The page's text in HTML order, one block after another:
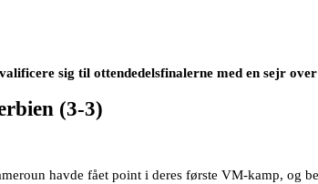
sig til ottendedelsfinalerne med en sejr over
(3-3)
havde fået point i deres første VM-kamp, og